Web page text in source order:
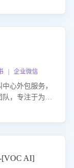
| 企业微信
心外包服务，
队，专注于为企
质量，帮助企
[VOC AI]